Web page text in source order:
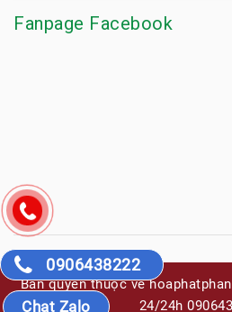
Fanpage Facebook
Bản quyền thuộc về
24/24h
0906438222
Chat Zalo